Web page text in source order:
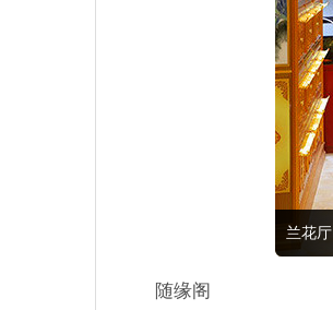
兰花厅
随缘阁